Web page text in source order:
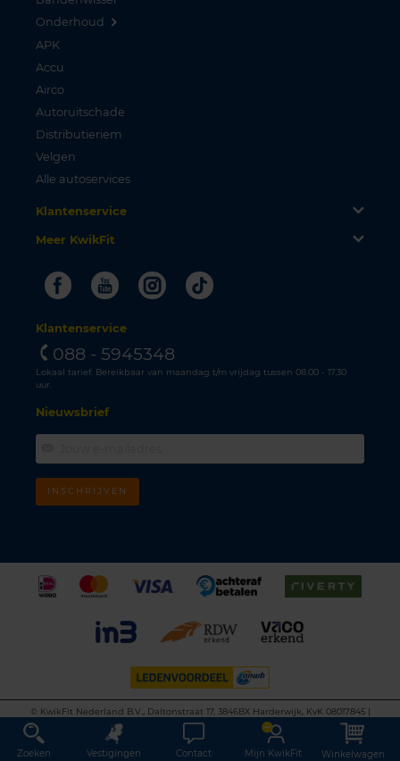
Onderhoud
APK
Accu
Airco
Autoruitschade
Distributieriem
Velgen
Alle autoservices
Klantenservice
Meer KwikFit
FacebookYoutubeInstagram
Tiktok
Klantenservice
088 - 5945348
Lokaal tarief. Bereikbaar van maandag t/m vrijdag tussen 08.00 - 17.30
uur.
Nieuwsbrief
INSCHRIJVEN
©
KwikFit Nederland B.V., Daltonstraat 17, 3846BX Harderwijk, KvK 08017845 |
Algemene voorwaarden
Privacyverklaring Cookiebeleid
Disclaimer
This site is protected by reCAPTCHA and the Google
Privacy Policy
Terms of
Service
apply.
Zoeken Vestigingen Contact Mijn KwikFit Winkelwagen